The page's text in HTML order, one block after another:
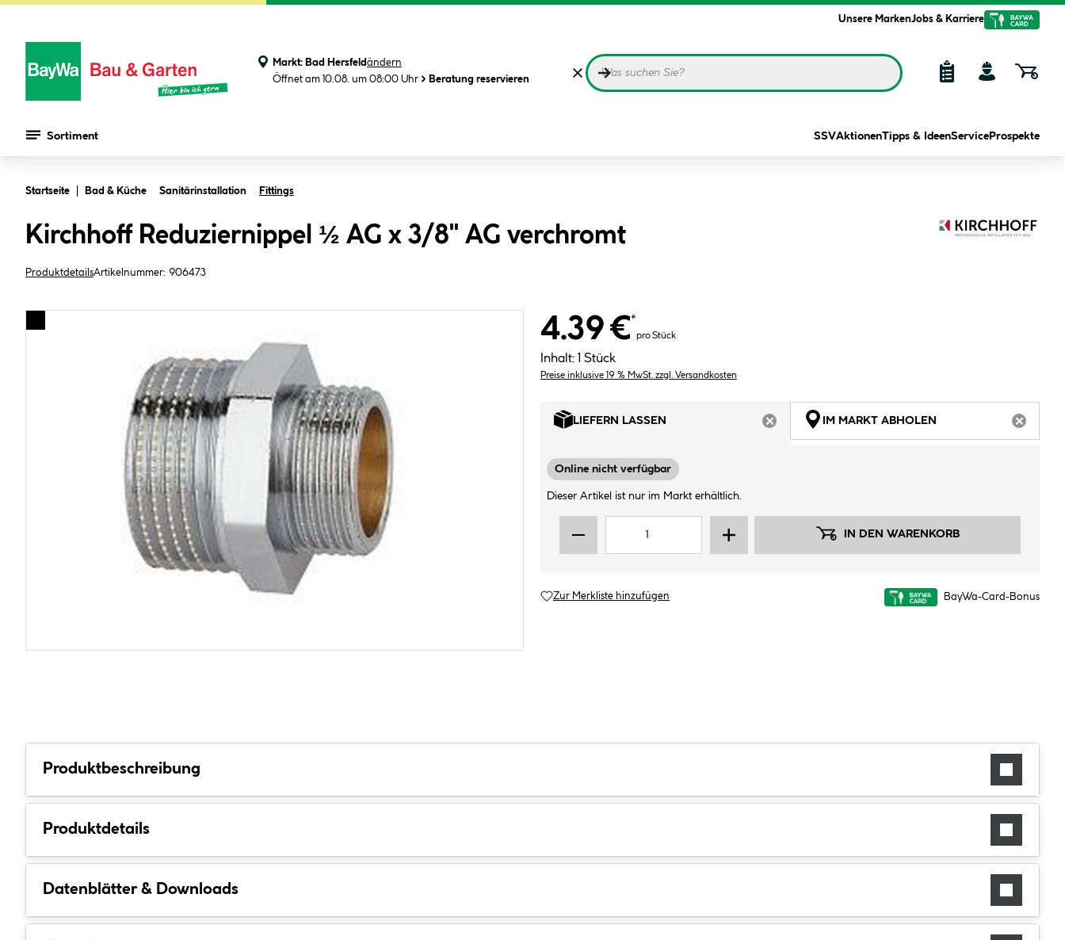
Unsere MarkenJobs & Karriere
Markt: Bad Hersfeldändern
Öffnet am 10.08. um 08:00 Uhr
Beratung reservieren
Sortiment SSVAktionenTipps & IdeenService Prospekte
Startseite Bad & Küche Sanitärinstallation Fittings
Kirchhoff Reduziernippel ½ AG x 3/8" AG verchromt
ProduktdetailsArtikelnummer: 906473
4.39 €*
pro Stück
Inhalt: 1 Stück
Preise inklusive 19 % MwSt. zzgl. Versandkosten
LIEFERN LASSEN
ARTIKEL NICHT VERFÜGBAR
IM MARKT ABHOLEN
Online nicht verfügbar
Dieser Artikel ist nur im Markt erhältlich.
IN DEN WARENKORB
Zur Merkliste hinzufügen BayWa-Card-Bonus
Produktbeschreibung
Produktdetails
Datenblätter & Downloads